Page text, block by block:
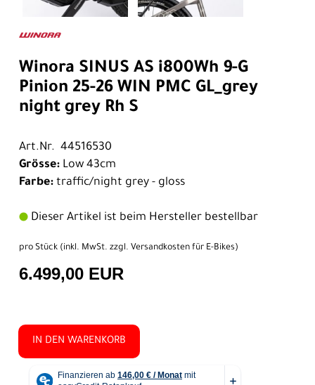
Winora SINUS AS i800Wh 9-G
Pinion 25-26 WIN PMC GL_grey
night grey Rh S
Art.Nr. 44516530
Grösse: Low 43cm
Farbe: traffic/night grey - gloss
Dieser Artikel ist beim Hersteller bestellbar
pro Stück (inkl. MwSt. zzgl. Versandkosten für E-Bikes)
6.499,00 EUR
IN DEN WARENKORB